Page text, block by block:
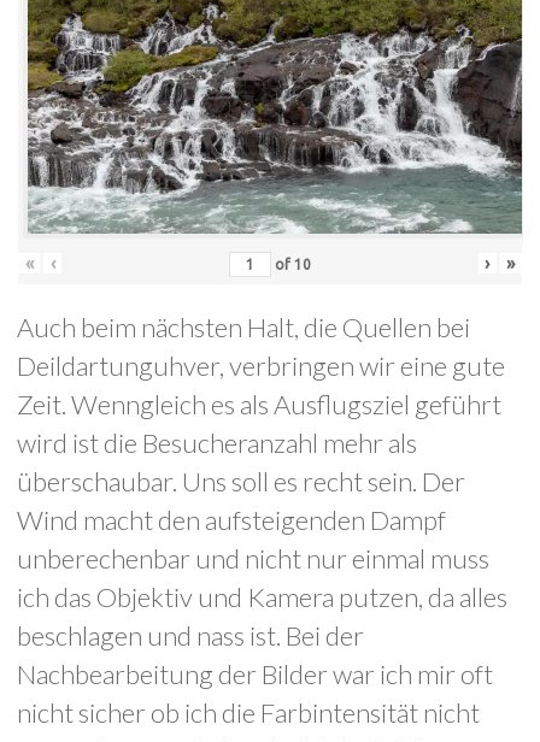
« ‹ of 10 › »
Auch beim nächsten Halt, die Quellen bei
Deildartunguhver, verbringen wir eine gute
Zeit. Wenngleich es als Ausflugsziel geführt
wird ist die Besucheranzahl mehr als
überschaubar. Uns soll es recht sein. Der
Wind macht den aufsteigenden Dampf
unberechenbar und nicht nur einmal muss
ich das Objektiv und Kamera putzen, da alles
beschlagen und nass ist. Bei der
Nachbearbeitung der Bilder war ich mir oft
nicht sicher ob ich die Farbintensität nicht